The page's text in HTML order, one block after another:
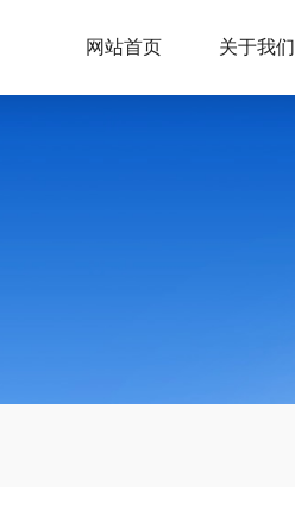
网站首页 关于我们